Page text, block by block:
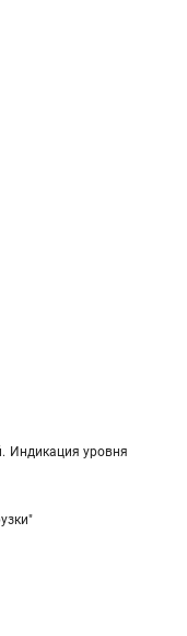
Индикация уровня